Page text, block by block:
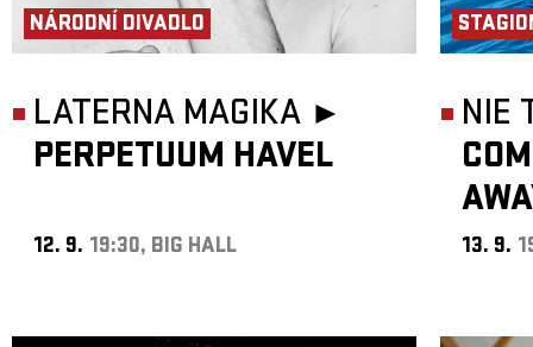
NÁRODNÍ DIVADLO
LATERNA MAGIKA ►
PERPETUUM HAVEL
12. 9. 19:30, BIG HALL
NIE
13. 9.